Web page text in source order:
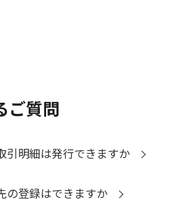
ご質問
引明細は発行できますか
の登録はできますか